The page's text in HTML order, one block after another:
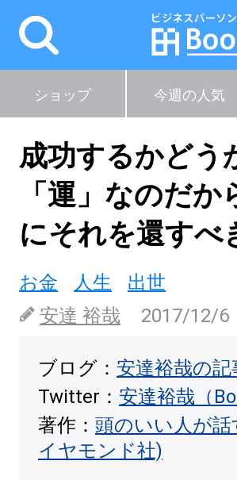
ショップ 今週の人気
成功するかどう
「運」なのだ
にそれを還すべ
お金 人生
出世
安達 裕哉
2017/12/6
ブログ： 安達裕哉の記
Twitter： 安達裕哉（
著作： 頭のいい人が
イヤモンド社)